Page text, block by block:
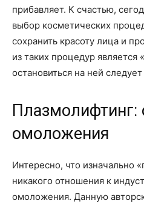
прибавляет. К счастью,
выбор косметических
сохранить красоту лица и
из таких процедур является
остановиться на ней
Плазмолифтинг:
омоложения
Интересно, что изначально
никакого отношения к
омоложения. Данную